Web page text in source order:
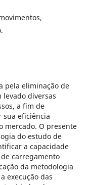
pela eliminação de
levado diversas
a fim de
sua eficiência
mercado. O presente
do estudo de
a capacidade
carregamento
da metodologia
execução das